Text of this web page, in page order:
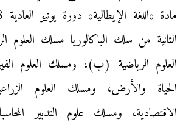
الثانية من سلك الباكالوريا مسلك
العلوم الرياضية (ب)، ومسلك العلوم
الحياة والأرض، ومسلك العلوم
الاقتصادية، ومسلك علوم التدبير